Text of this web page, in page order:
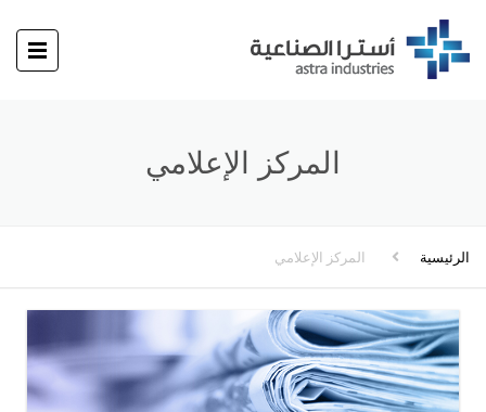
المركز الإعلامي
الرئيسية المركز الإعلامي